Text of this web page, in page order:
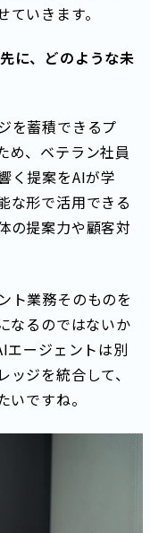
いきます。
に、どのような未
を蓄積できるプ
め、ベテラン社員
く提案をAIが学
な形で活用できる
の提案力や顧客対
ト業務そのものを
なるのではないか
エージェントは別
ジを統合して、
ですね。